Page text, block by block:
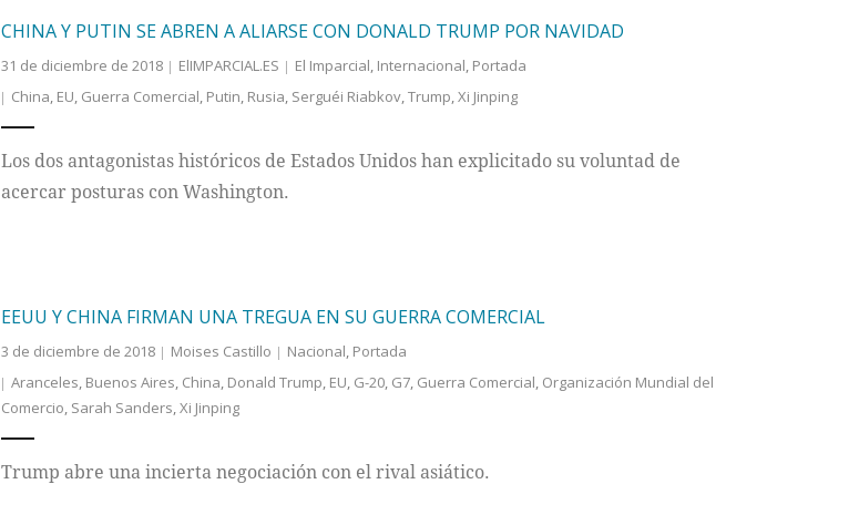
CHINA Y PUTIN SE ABREN A ALIARSE CON DONALD TRUMP POR NAVIDAD
31 de diciembre de 2018 ElIMPARCIAL.ES El Imparcial, Internacional, Portada
China, EU, Guerra Comercial, Putin, Rusia, Serguéi Riabkov,Trump,Xi Jinping
Los dos antagonistas históricos de Estados Unidos han explicitado su voluntad de
acercar posturas con Washington.
EEUU Y CHINA FIRMAN UNA TREGUA EN SU GUERRA COMERCIAL
3 de diciembre de 2018 Moises Castillo Nacional, Portada
Aranceles, Buenos Aires, China, Donald Trump, EU, G-20, G7, Guerra Comercial, Organización Mundial del
Comercio, Sarah Sanders,Xi Jinping
Trump abre una incierta negociación con el rival asiático.